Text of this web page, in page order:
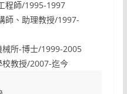
程師/1995-1997
師、助理教授/1997-
械所-博士/1999-2005
校教授/2007-迄今